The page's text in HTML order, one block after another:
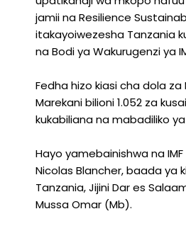
jamii na Resilience
itakayoiwezesha Tanzania
na Bodi ya Wakurugenzi ya
Fedha hizo kiasi cha dola
Marekani bilioni 1.052 za
kukabiliana na mabadiliko
Hayo yamebainishwa na
Nicolas Blancher, baada ya
Tanzania, Jijini Dar es
Mussa Omar (Mb).